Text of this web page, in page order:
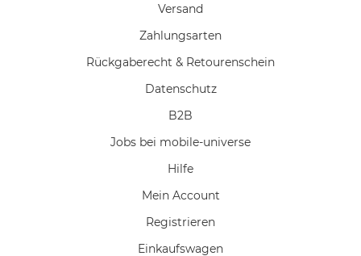
Versand
Zahlungsarten
Rückgaberecht & Retourenschein
Datenschutz
B2B
Jobs bei mobile-universe
Hilfe
Mein Account
Registrieren
Einkaufswagen